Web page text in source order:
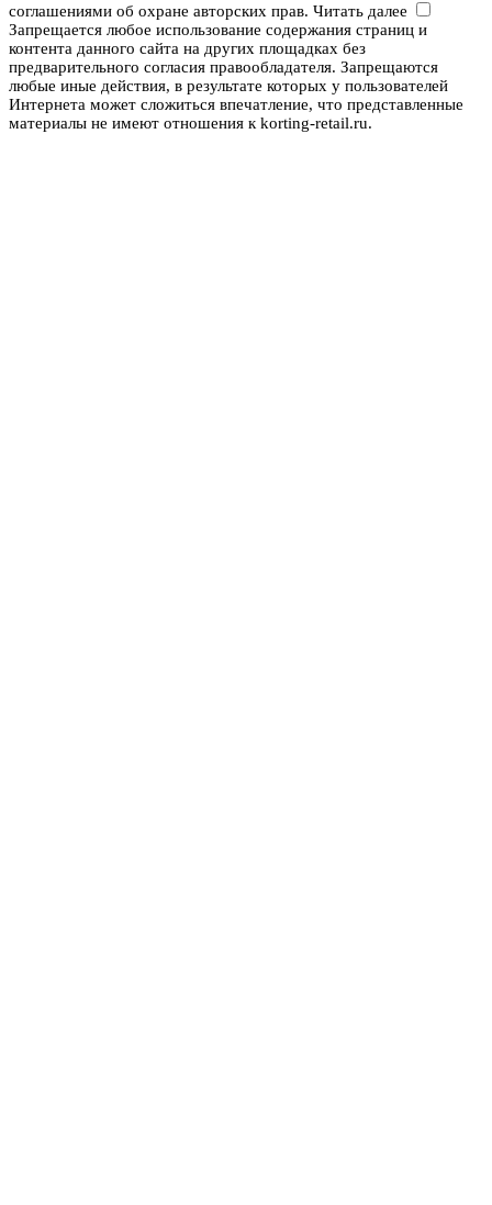
соглашениями об охране авторских прав. Читать далее
Запрещается любое использование содержания страниц и
контента данного сайта на других площадках без
предварительного согласия правообладателя. Запрещаются
любые иные действия, в результате которых у пользователей
Интернета может сложиться впечатление, что представленные
материалы не имеют отношения к korting-retail.ru.